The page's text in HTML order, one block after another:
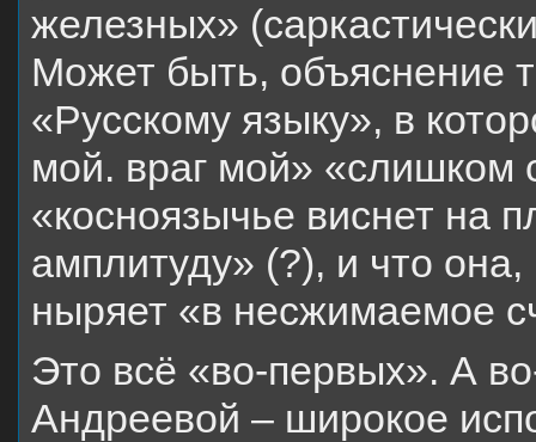
железных»
Может быть, объяснение
«Русскому языку», в
мой. враг мой» «слишком
«косноязычье виснет на
амплитуду» (?), и что
ныряет «в несжимаемое
Это всё «во-первых». А
Андреевой – широкое